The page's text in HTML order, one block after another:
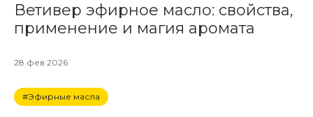
Ветивер эфирное масло: свойства,
применение и магия аромата
28 фев 2026
#Эфирные масла